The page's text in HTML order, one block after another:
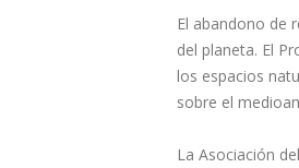
El abandono de
del planeta. El
los espacios
sobre el
La Asociación